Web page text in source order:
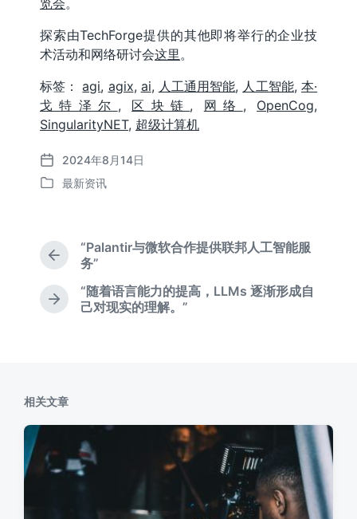
览会。
探索由TechForge提供的其他即将举行的企业技
术活动和网络研讨会这里。
标签：
agi, agix, ai, 人工通用智能, 人工智能, 本·
戈特泽尔 , 区块链 , 网络 , OpenCog,
SingularityNET, 超级计算机
发
布
2024年8月14日
发
最新资讯
上
文
章
“Palantir与微软合作提供联邦人工智能服
务”
下
“随着语言能力的提高，LLMs 逐渐形成自
己对现实的理解。”
相关文章